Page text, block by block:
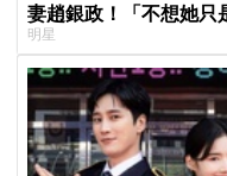
妻趙銀政！「不想她只
一句話展現滿滿尊重與愛
明星